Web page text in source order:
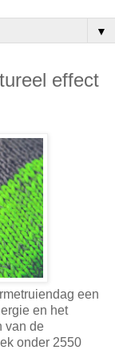
▼
effect
een
en het
van de
onder 2550